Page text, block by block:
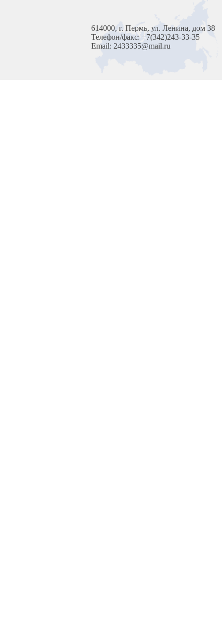
614000, г. Пермь, ул. Ленина, дом 38
Телефон/факс: +7(342)243-33-35
Email: 2433335@mail.ru